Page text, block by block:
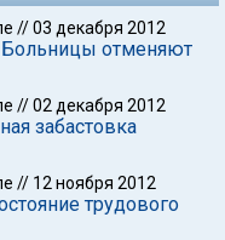
//03 декабря 2012
Больницы отменяют
//02 декабря 2012
забастовка
// 12 ноября 2012
трудового